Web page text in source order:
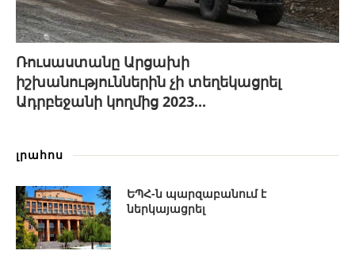
Ռուսաստանը Արցախի
իշխանություններին չի տեղեկացրել
Ադրբեջանի կողմից 2023...
լրահոս
ԵՊՀ-ն պարզաբանում է
ներկայացրել